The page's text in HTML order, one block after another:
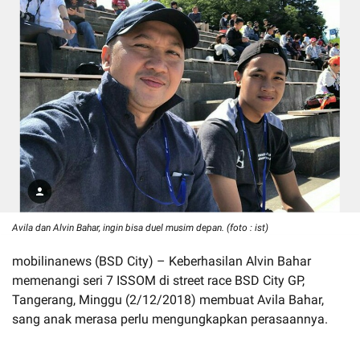
Avila dan Alvin Bahar, ingin bisa duel musim depan. (foto : ist)
mobilinanews (BSD City) – Keberhasilan Alvin Bahar
memenangi seri 7 ISSOM di street race BSD City GP,
Tangerang, Minggu (2/12/2018) membuat Avila Bahar,
sang anak merasa perlu mengungkapkan perasaannya.